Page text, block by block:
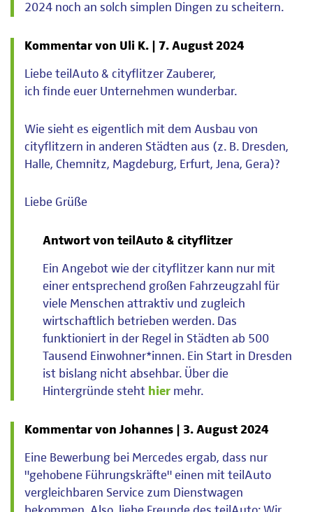
2024 noch an solch simplen Dingen zu scheitern.
Kommentar von Uli K. | 7. August 2024
Liebe teilAuto & cityflitzer Zauberer,
ich finde euer Unternehmen wunderbar.
Wie sieht es eigentlich mit dem Ausbau von
cityflitzern in anderen Städten aus (z. B. Dresden,
Halle, Chemnitz, Magdeburg, Erfurt, Jena, Gera)?
Liebe Grüße
Antwort von teilAuto & cityflitzer
Ein Angebot wie der cityflitzer kann nur mit
einer entsprechend großen Fahrzeugzahl für
viele Menschen attraktiv und zugleich
wirtschaftlich betrieben werden. Das
funktioniert in der Regel in Städten ab 500
Tausend Einwohner*innen. Ein Start in Dresden
ist bislang nicht absehbar. Über die
Hintergründe steht hiermehr.
Kommentar von Johannes | 3. August 2024
Eine Bewerbung bei Mercedes ergab, dass nur
"gehobene Führungskräfte" einen mit teilAuto
vergleichbaren Service zum Dienstwagen